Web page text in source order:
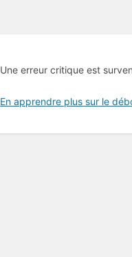
Une erreur critique est
En apprendre plus sur le